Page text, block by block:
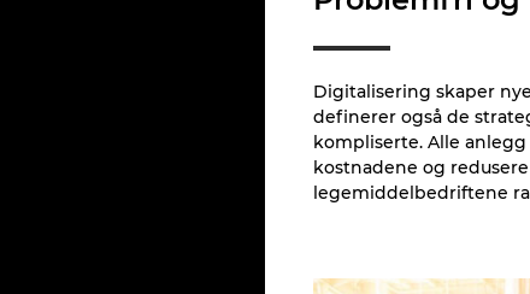
Digitalisering skaper
definerer også de
kompliserte. Alle
kostnadene og
legemiddelbedriftene